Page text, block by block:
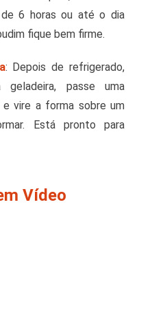
6 horas ou até o dia
fique bem firme.
: Depois de refrigerado,
passe uma
vire a forma sobre um
Está pronto para
Vídeo